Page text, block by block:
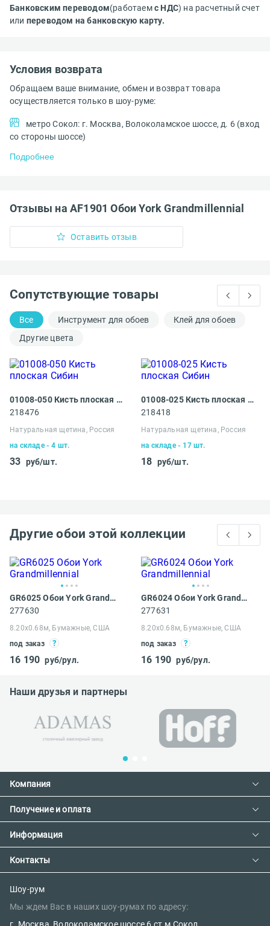
Банковским переводом(работаемс НДС) на расчетный счет
или переводом на банковскую карту.
Условия возврата
Обращаем ваше внимание, обмен и возврат товара
осуществляется только в шоу-руме:
метро Сокол: г. Москва, Волоколамское шоссе, д. 6 (вход
со стороны шоссе)
Подробнее
Отзывы на AF1901 Обои York Grandmillennial
Оставить отзыв
Сопутствующие товары
Все Инструмент для обоев
Клей для обоев
Другие цвета
01008-050 Кисть плоская Сибин
218476
Натуральная щетина, Россия
на складе - 4 шт.
33 руб/шт.
01008-025 Кисть плоская Сибин
218418
Натуральная щетина, Россия
на складе - 17 шт.
18 руб/шт.
Другие обои этой коллекции
GR6025 Обои York Grandmillennial
277630
8.20х0.68м, Бумажные, США
под заказ
16 190 руб/рул.
GR6024 Обои York Grandmillennial
277631
8.20х0.68м, Бумажные, США
под заказ
16 190 руб/рул.
Наши друзья и партнеры
Компания
Контакты
О компании
Сотрудничество
Наш блог
Получение и оплата
Доставка и оплата
Предзаказ товара с фабрики
Информация
Как сделать заказ
Политика конфиденциальности
Правила поклейки обоев
Контакты
E-mail:
sales@oboi-store.ru
Шоу-рум
Мы ждем Вас в наших шоу-румах по адресу: